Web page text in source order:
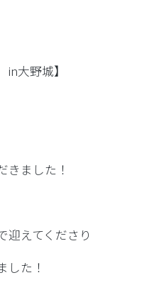
大野城】
きました！
迎えてくださり
した！